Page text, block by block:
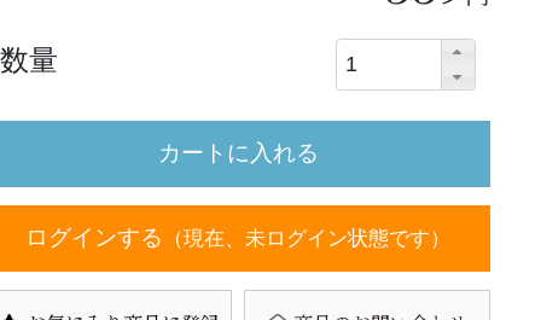
数量
ログインする （現在、未ログイン状態です）